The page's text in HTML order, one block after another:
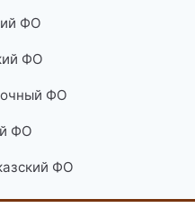
ФО
ФО
ФО
ФО
ФО